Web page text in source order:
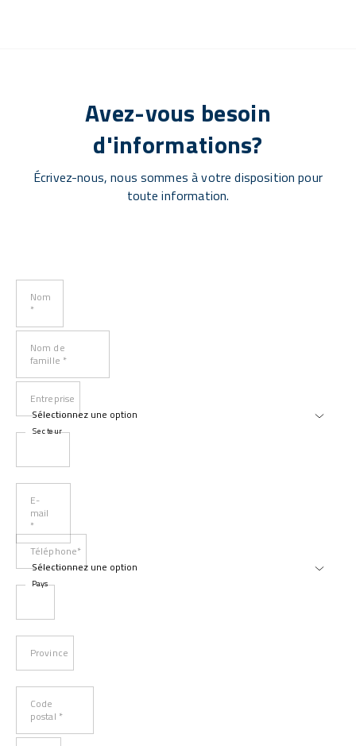
Avez-vous besoin
d'informations?
Écrivez-nous, nous sommes à votre disposition pour
toute information.
Nom
*
Nom de
famille *
Entreprise
Secteur
E-
mail
*
Téléphone*
Pays
Province
Code
postal *